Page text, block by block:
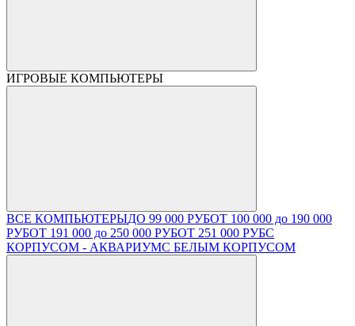
ИГРОВЫЕ КОМПЬЮТЕРЫ
ВСЕ КОМПЬЮТЕРЫДО 99 000 РУБОТ 100 000 до 190 000
РУБОТ 191 000 до 250 000 РУБОТ 251 000 РУБС
КОРПУСОМ - АКВАРИУМС БЕЛЫМ КОРПУСОМ